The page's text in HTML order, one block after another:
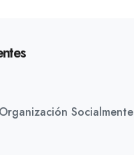
Socialmente